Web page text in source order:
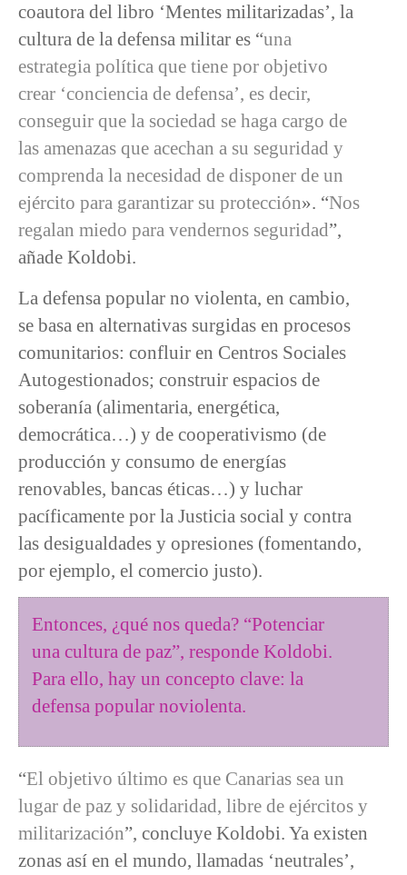
coautora del libro ‘Mentes militarizadas’, la
cultura de la defensa militar es “una
estrategia política que tiene por objetivo
crear ‘conciencia de defensa’, es decir,
conseguir que la sociedad se haga cargo de
las amenazas que acechan a su seguridad y
comprenda la necesidad de disponer de un
ejército para garantizar su protección». “Nos
regalan miedo para vendernos seguridad”,
añade Koldobi.
La defensa popular no violenta, en cambio,
se basa en alternativas surgidas en procesos
comunitarios: confluir en Centros Sociales
Autogestionados; construir espacios de
soberanía (alimentaria, energética,
democrática…) y de cooperativismo (de
producción y consumo de energías
renovables, bancas éticas…) y luchar
pacíficamente por la Justicia social y contra
las desigualdades y opresiones (fomentando,
por ejemplo, el comercio justo).
Entonces, ¿qué nos queda? “Potenciar
una cultura de paz”, responde Koldobi.
Para ello, hay un concepto clave: la
defensa popular noviolenta.
“El objetivo último es que Canarias sea un
lugar de paz y solidaridad, libre de ejércitos y
militarización”, concluye Koldobi. Ya existen
zonas así en el mundo, llamadas ‘neutrales’,